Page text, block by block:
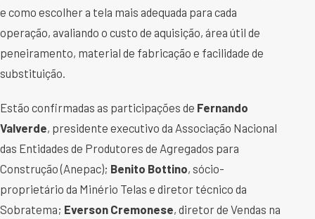
e como escolher a tela mais adequada para cada
operação, avaliando o custo de aquisição, área útil de
peneiramento, material de fabricação e facilidade de
substituição.
Estão confirmadas as participações de Fernando
Valverde, presidente executivo da Associação Nacional
das Entidades de Produtores de Agregados para
Construção (Anepac); Benito Bottino, sócio-
proprietário da Minério Telas e diretor técnico da
Sobratema; Everson Cremonese, diretor de Vendas na